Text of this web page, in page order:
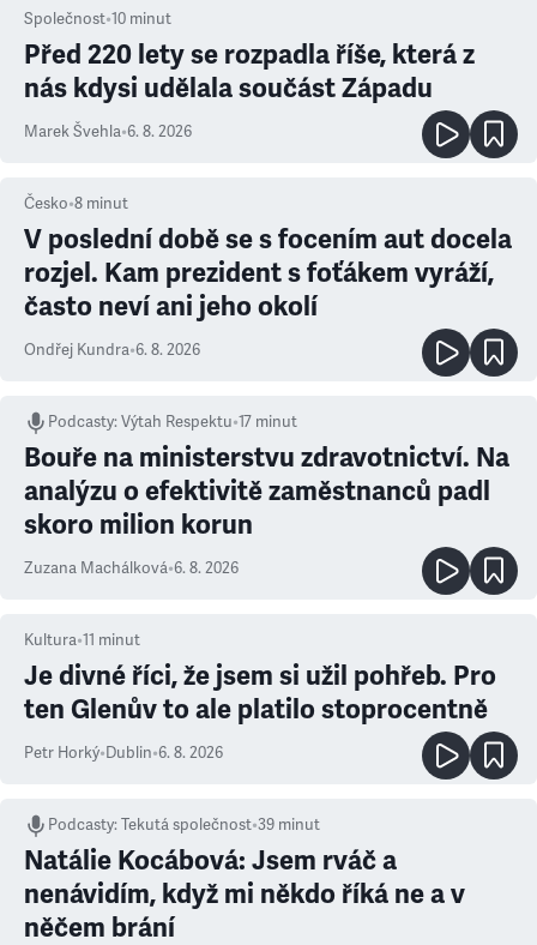
Společnost•10 minut
Před 220 lety se rozpadla říše, která z
nás kdysi udělala součást Západu
Marek Švehla•6. 8. 2026
Česko•8 minut
V poslední době se s focením aut docela
rozjel. Kam prezident s foťákem vyráží,
často neví ani jeho okolí
Ondřej Kundra•6. 8. 2026
Podcasty:Výtah Respektu•17 minut
Bouře na ministerstvu zdravotnictví. Na
analýzu o efektivitě zaměstnanců padl
skoro milion korun
Zuzana Machálková•6. 8. 2026
Kultura•11 minut
Je divné říci, že jsem si užil pohřeb. Pro
ten Glenův to ale platilo stoprocentně
Petr Horký•Dublin•6. 8. 2026
Podcasty:Tekutá společnost•39 minut
Natálie Kocábová: Jsem rváč a
nenávidím, když mi někdo říká ne a v
něčem brání